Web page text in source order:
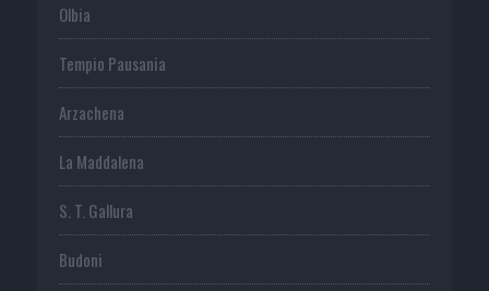
Olbia
Tempio Pausania
Arzachena
La Maddalena
S. T. Gallura
Budoni